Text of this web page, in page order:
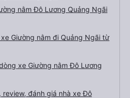
nằm Đô Lương Quảng Ngãi
Giường nằm đi Quảng Ngãi từ
xe Giường nằm Đô Lương
review, đánh giá nhà xe Đô